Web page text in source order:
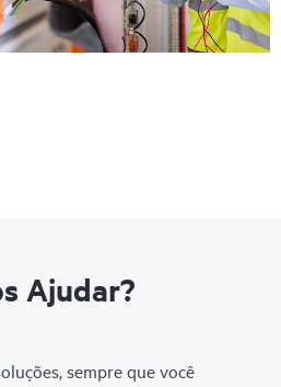
Ajudar?
sempre que você